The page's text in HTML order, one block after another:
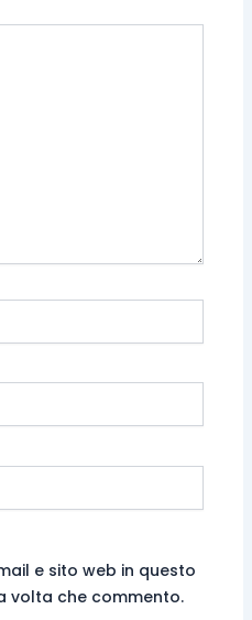
e sito web in questo
volta che commento.